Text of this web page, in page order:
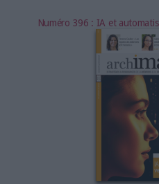
LES SUPPLÉMENTS
NOS OFFRES D'ABONNEMENTS
Numéro 396 : IA et